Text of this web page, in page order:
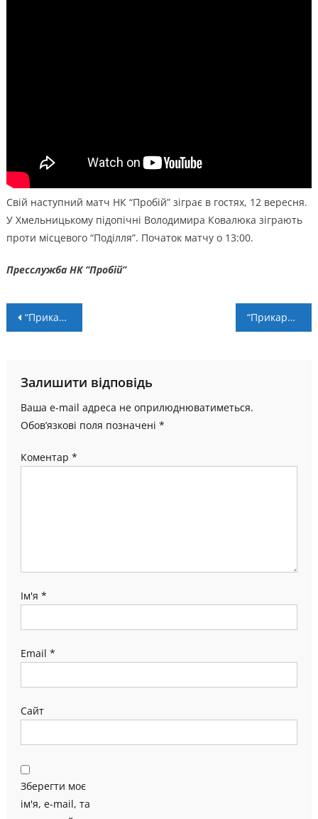
Свій наступний матч НК “Пробій” зіграє в гостях, 12 вересня.
У Хмельницькому підопічні Володимира Ковалюка зіграють
проти місцевого “Поділля”. Початок матчу о 13:00.
Пресслужба НК “Пробій”
Навігація
“Прикарпаття-Говерла” змінила тренера перед новим сезоном “Прикарпаття-Благо” – “Буковина” – 1:2
Залишити відповідь
Ваша e-mail адреса не оприлюднюватиметься.
Обов’язкові поля позначені *
Коментар *
Ім'я *
Email *
Сайт
Зберегти моє
ім'я, e-mail, та